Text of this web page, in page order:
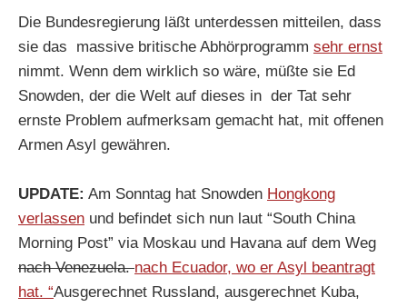
Die Bundesregierung läßt unterdessen mitteilen, dass
sie das massive britische Abhörprogramm sehr ernst
nimmt. Wenn dem wirklich so wäre, müßte sie Ed
Snowden, der die Welt auf dieses in der Tat sehr
ernste Problem aufmerksam gemacht hat, mit offenen
Armen Asyl gewähren.
UPDATE: Am Sonntag hat Snowden Hongkong
verlassen und befindet sich nun laut “South China
Morning Post” via Moskau und Havana auf dem Weg
nach Venezuela.nach Ecuador, wo er Asyl beantragt
hat. “Ausgerechnet Russland, ausgerechnet Kuba,